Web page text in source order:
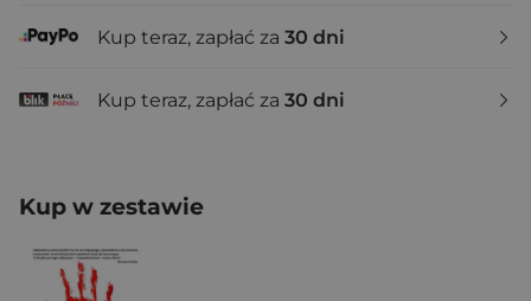
Kup teraz, zapłać za 30 dni
Kup teraz, zapłać za 30 dni
Kup w zestawie